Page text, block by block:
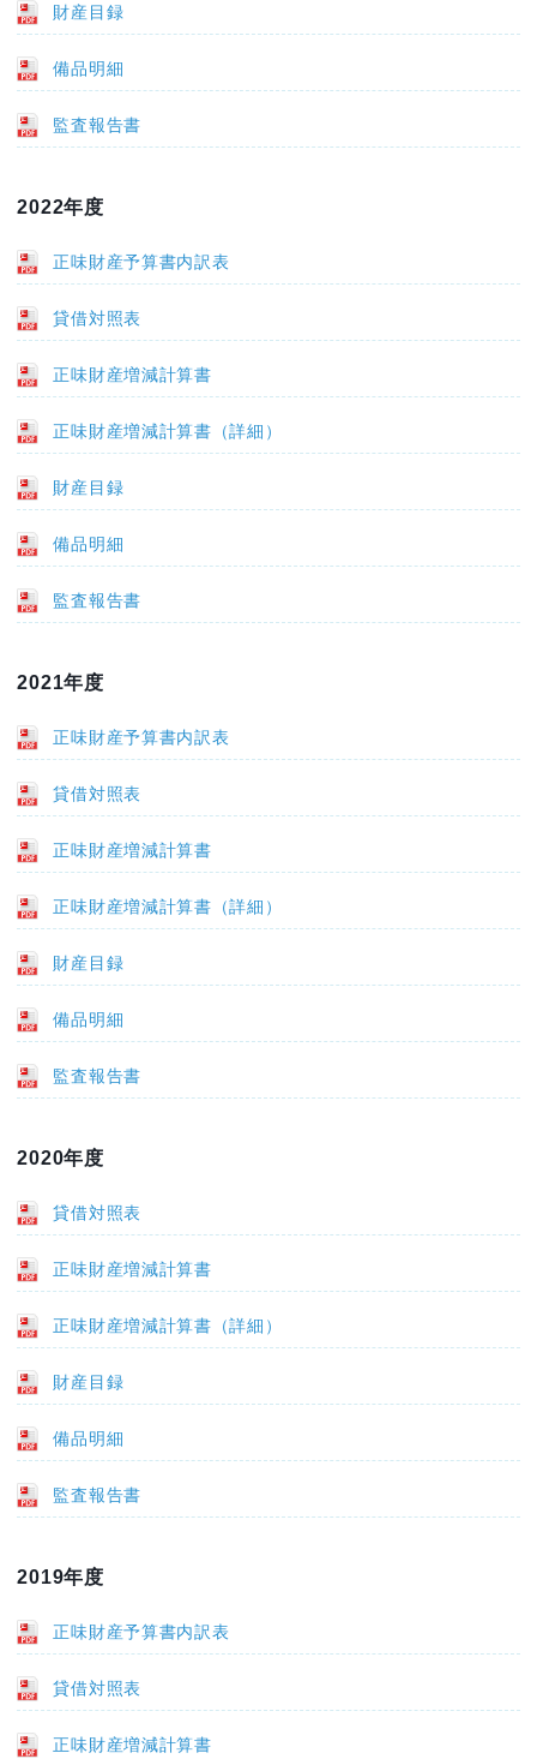
財産目録
備品明細
監査報告書
2022年度
正味財産予算書内訳表
貸借対照表
正味財産増減計算書
正味財産増減計算書（詳細）
財産目録
備品明細
監査報告書
2021年度
正味財産予算書内訳表
貸借対照表
正味財産増減計算書
正味財産増減計算書（詳細）
財産目録
備品明細
監査報告書
2020年度
貸借対照表
正味財産増減計算書
正味財産増減計算書（詳細）
財産目録
備品明細
監査報告書
2019年度
正味財産予算書内訳表
貸借対照表
正味財産増減計算書